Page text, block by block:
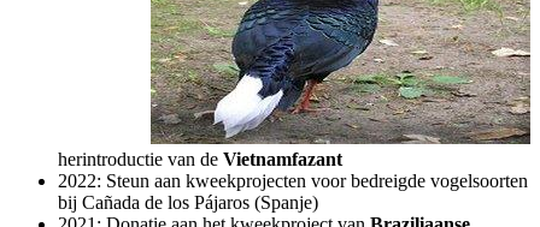
herintroductie van de Vietnamfazant
2022: Steun aan kweekprojecten voor bedreigde vogelsoorten
bij Cañada de los Pájaros (Spanje)